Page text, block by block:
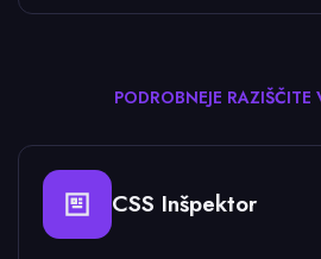
PODROBNEJE RAZIŠČITE
CSS Inšpektor